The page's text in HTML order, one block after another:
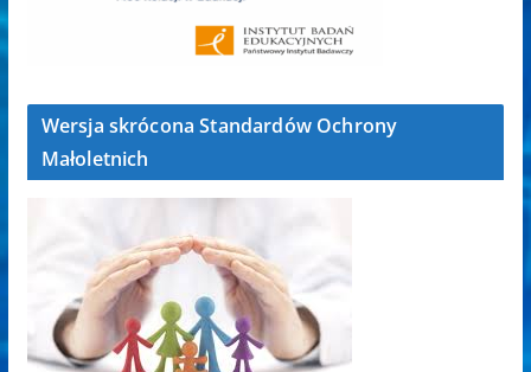
Wersja skrócona Standardów Ochrony
Małoletnich